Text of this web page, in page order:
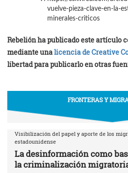
vuelve-pieza-clave-en-la-
minerales-criticos
Rebelión ha publicado este artículo
mediante unalicencia de Creative
libertad para publicarlo en otras
FRONTERAS Y
Visibilización del papel y aporte de los
estadounidense
La desinformación como
la criminalización